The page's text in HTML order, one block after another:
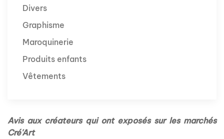
Divers
Graphisme
Maroquinerie
Produits enfants
Vêtements
Avis aux créateurs qui ont exposés sur les marchés
Cré'Art